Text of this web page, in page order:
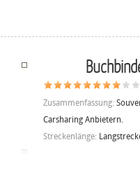
Zusammenfassung:
Carsharing Anbietern.
Streckenlänge: